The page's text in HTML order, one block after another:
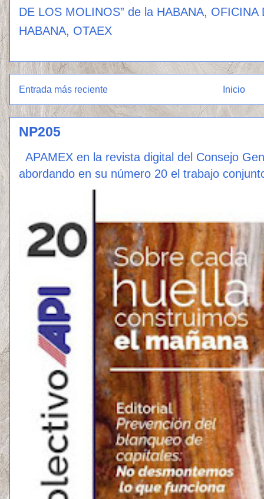
DE LOS MOLINOS” de la HABANA, OFICINA
HABANA, OTAEX
Entrada más reciente Inicio
NP205
APAMEX en la revista digital del Consejo
abordando en su número 20 el trabajo